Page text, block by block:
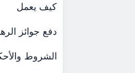
كيف يعمل
دفع جوائز
الشروط